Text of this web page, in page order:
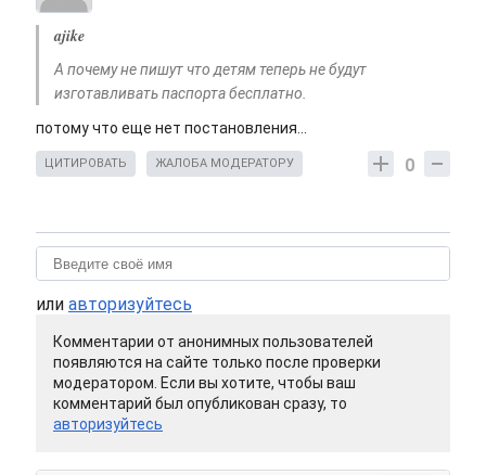
ajike
А почему не пишут что детям теперь не будут
изготавливать паспорта бесплатно.
потому что еще нет постановления...
0
ЦИТИРОВАТЬ ЖАЛОБА МОДЕРАТОРУ
или авторизуйтесь
Комментарии от анонимных пользователей
появляются на сайте только после проверки
модератором. Если вы хотите, чтобы ваш
комментарий был опубликован сразу, то
авторизуйтесь